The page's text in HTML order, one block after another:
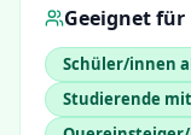
Geeignet für
Schüler/innen
Studierende